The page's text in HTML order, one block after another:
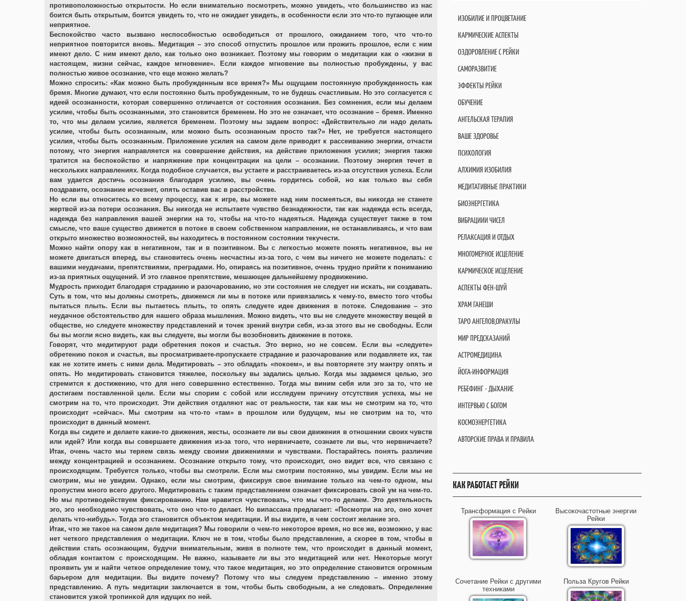
противоположностью открытости. Но если внимательно посмотреть, можно увидеть, что большинство из нас
боится быть открытым, боится увидеть то, что не ожидает увидеть, в особенности если это что-то пугающее или
неприятное.
Беспокойство часто вызвано неспособностью освободиться от прошлого, ожиданием того, что что-то
неприятное повторится вновь. Медитация – это способ отпустить прошлое или прожить прошлое, если с ним
имеют дело. С ним имеют дело, как только оно возникает. Поэтому мы говорим о медитации как о «жизни в
настоящем, жизни сейчас, каждое мгновение». Если каждое мгновение вы полностью пробуждены, у вас
полностью живое осознание, что еще можно желать?
Можно спросить: «Как можно быть пробужденным все время?» Мы ощущаем постоянную пробужденность как
бремя. Многие думают, что если постоянно быть пробужденным, то не будешь счастливым. Но это согласуется с
идеей осознанности, которая совершенно отличается от состояния осознания. Без сомнения, если мы делаем
усилие, чтобы быть осознанными, это становится бременем. Но это не означает, что осознание – бремя. Именно
то, что мы делаем усилие, является бременем. Поэтому мы задаем вопрос: «Действительно ли надо делать
усилие, чтобы быть осознанным, или можно быть осознанным просто так?» Нет, не требуется настоящего
усилия, чтобы быть осознанным. Приложение усилия на самом деле приводит к рассеиванию энергии, отчасти
потому, что энергия направляется на совершение действия, на действие приложения усилия; энергия также
тратится на беспокойство и напряжение при концентрации на цели – осознании. Поэтому энергия течет в
нескольких направлениях. Когда подобное случается, вы устаете и расстраиваетесь из-за отсутствия успеха. Если
вам удается достичь осознания благодаря усилию, вы очень гордитесь собой, но как только вы себя
поздравите, осознание исчезнет, опять оставив вас в расстройстве.
Но если вы относитесь ко всему процессу, как к игре, вы можете над ним посмеяться, вы никогда не станете
жертвой из-за потери осознания. Вы никогда не испытаете чувство безнадежности, так как надежда есть всегда,
надежда без направления вашей энергии на то, чтобы на что-то надеяться. Надежда существует также в том
смысле, что ваше существо движется в потоке в своем собственном направлении, не останавливаясь, и что вам
открыто множество возможностей, вы находитесь в постоянном состоянии текучести.
Можно найти опору как в негативном, так и в позитивном. Вы с легкостью можете понять негативное, вы не
можете двигаться вперед, вы становитесь очень несчастны из-за того, с чем вы ничего не можете поделать: с
вашими неудачами, препятствиями, преградами. Но, опираясь на позитивное, очень трудно прийти к пониманию
из-за приятных ощущений. И это главное препятствие, мешающее дальнейшему продвижению.
Мудрость приходит благодаря страданию и разочарованию, но эти состояния не следует ни искать, ни создавать.
Суть в том, что мы должны смотреть, движемся ли мы в потоке или привязались к чему-то, вместо того чтобы
пытаться плыть. Если вы пытаетесь плыть, то опять следуете идее движения в потоке. Следование – это
неудачное обстоятельство для нашего образа мышления. Можно видеть, что вы не следуете множеству вещей в
обществе, но следуете множеству представлений и точек зрений внутри себя, из-за этого вы не свободны. Если
бы вы могли ясно видеть, как вы следуете, вы могли бы возобновить движение в потоке.
Говорят, что медитируют ради обретения покоя и счастья. Это верно, но не совсем. Если вы «следуете»
обретению покоя и счастья, вы просматриваете-пропускаете страдание и разочарование или подавляете их, так
как не хотите иметь с ними дела. Медитировать – это обладать «покоем», и вы повторяете эту мантру опять и
опять. Но медитировать становится тяжелее, поскольку вы задались целью. Когда мы задаемся целью, эго
стремится к достижению, что для него совершенно естественно. Тогда мы виним себя или эго за то, что не
достигаем поставленной цели. Если мы спорим с собой или исследуем причину отсутствия успеха, мы не
смотрим на то, что происходит. Эти действия отдаляют нас от реальности, так как мы не смотрим на то, что
происходит «сейчас». Мы смотрим на что-то «там» в прошлом или будущем, мы не смотрим на то, что
происходит в данный момент.
Когда вы сидите и делаете какие-то движения, жесты, осознаете ли вы свои движения в отношении своих чувств
или идей? Или когда вы совершаете движения из-за того, что нервничаете, сознаете ли вы, что нервничаете?
Итак, очень часто мы теряем связь между своими движениями и чувствами. Постарайтесь понять различие
между концентрацией и осознанием. Осознание открыто тому, что происходит, оно видит все, что связано с
происходящим. Требуется только, чтобы вы смотрели. Если мы смотрим постоянно, мы увидим. Если мы не
смотрим, мы не увидим. Однако, если мы смотрим, фиксируя свое внимание только на чем-то одном, мы
пропустим много всего другого. Медитировать с таким представлением означает фиксировать свой ум на чем-то.
Но мы противодействуем фиксированию. Нам нравится чувствовать, что мы что-то делаем. Это деятельность
эго, эго необходимо чувствовать, что оно что-то делает. Но випассана предлагает: «Посмотри на эго, оно хочет
делать что-нибудь». Тогда эго становится объектом медитации. И вы видите, в чем состоит желание эго.
Итак, что же такое на самом деле медитация? Мы говорили о чем-то некоторое время, но все же, возможно, у вас
нет четкого представления о медитации. Ключ не в том, чтобы было представление, а скорее в том, чтобы в
действии стать осознающим, будучи внимательным, живя в полноте тем, что происходит в данный момент,
обладая контактом с происходящим. Не важно, называете ли вы это медитацией или нет. Некоторые могут
проявить ум и найти четкое определение тому, что такое медитация, но это определение становится огромным
барьером для медитации. Вы видите почему? Потому что мы следуем представлению – именно этому
представлению. А путь медитации заключается в том, чтобы быть свободным, а не следовать. Определение
становится узкой тропинкой для идущих по ней.
ИЗОБИЛИЕ И ПРОЦВЕТАНИЕ
КАРМИЧЕСКИЕ АСПЕКТЫ
ОЗДОРОВЛЕНИЕ С РЕЙКИ
САМОРАЗВИТИЕ
ЭФФЕКТЫ РЕЙКИ
ОБУЧЕНИЕ
АНГЕЛЬСКАЯ ТЕРАПИЯ
ВАШЕ ЗДОРОВЬЕ
ПСИХОЛОГИЯ
АЛХИМИЯ ИЗОБИЛИЯ
МЕДИТАТИВНЫЕ ПРАКТИКИ
БИОЭНЕРГЕТИКА
ВИБРАЦИИИ ЧИСЕЛ
РЕЛАКСАЦИЯ И ОТДЫХ
МНОГОМЕРНОЕ ИСЦЕЛЕНИЕ
КАРМИЧЕСКОЕ ИСЦЕЛЕНИЕ
АСПЕКТЫ ФЕН-ШУЙ
ХРАМ ГАНЕШИ
ТАРО АНГЕЛОВ,ОРАКУЛЫ
МИР ПРЕДСКАЗАНИЙ
АСТРОМЕДИЦИНА
ЙОГА-ИНФОРМАЦИЯ
РЕБЕФИНГ - ДЫХАНИЕ
ИНТЕРВЬЮ С БОГОМ
КОСМОЭНЕРГЕТИКА
АВТОРСКИЕ ПРАВА И ПРАВИЛА
КАК РАБОТАЕТ РЕЙКИ
Трансформация с Рейки
Высокочастотные энергии
Рейки
Сочетание Рейки с другими
техниками
Польза Кругов Рейки